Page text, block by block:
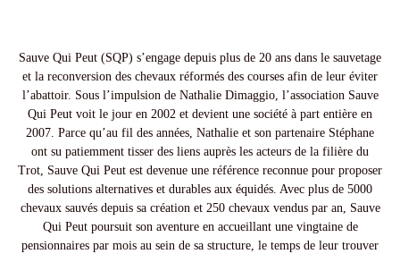
Sauve Qui Peut (SQP) s’engage depuis plus de 20 ans dans le sauvetage
et la reconversion des chevaux réformés des courses afin de leur éviter
l’abattoir. Sous l’impulsion de Nathalie Dimaggio, l’association Sauve
Qui Peut voit le jour en 2002 et devient une société à part entière en
2007. Parce qu’au fil des années, Nathalie et son partenaire Stéphane
ont su patiemment tisser des liens auprès les acteurs de la filière du
Trot, Sauve Qui Peut est devenue une référence reconnue pour proposer
des solutions alternatives et durables aux équidés. Avec plus de 5000
chevaux sauvés depuis sa création et 250 chevaux vendus par an, Sauve
Qui Peut poursuit son aventure en accueillant une vingtaine de
pensionnaires par mois au sein de sa structure, le temps de leur trouver